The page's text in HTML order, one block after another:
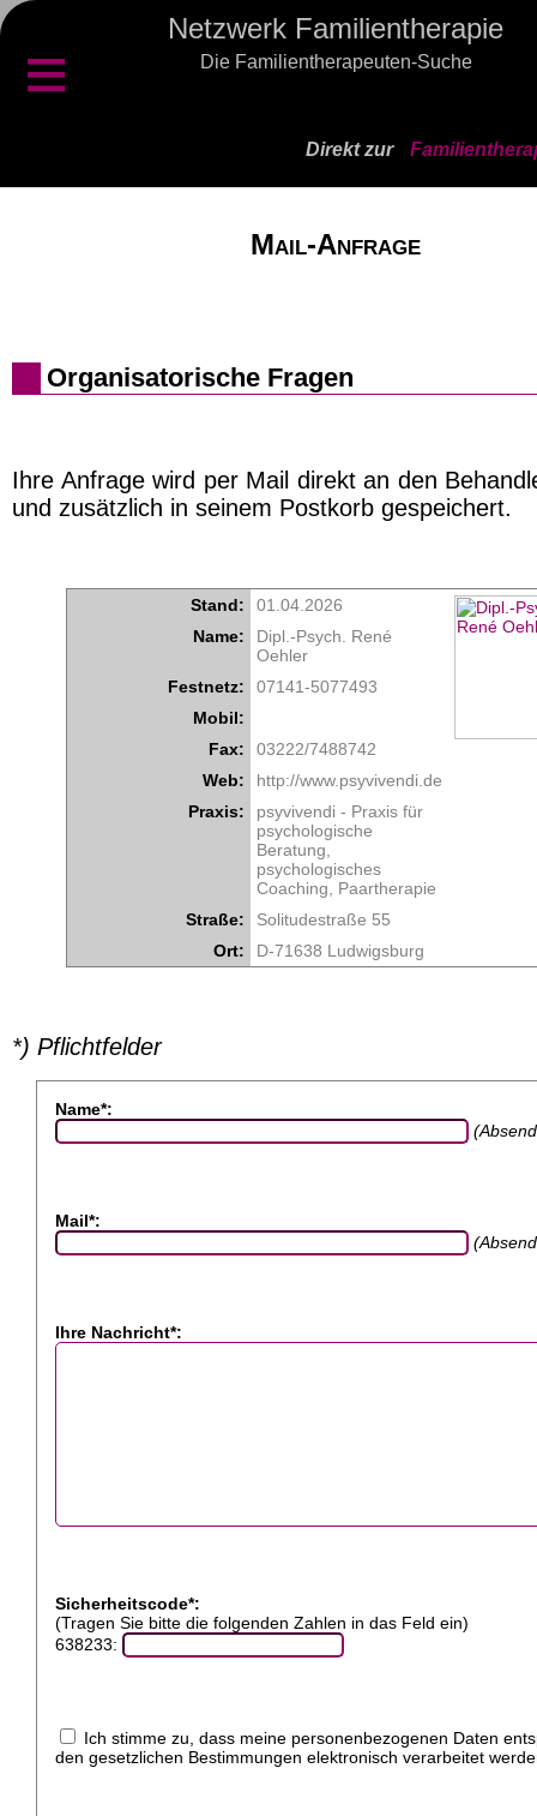
Netzwerk Familientherapie
Die Familientherapeuten-Suche
≡
Direkt zur
Mail-Anfrage
Organisatorische Fragen
Ihre Anfrage wird per Mail direkt an den
und zusätzlich in seinem Postkorb gespeichert.
Stand:
01.04.2026
Name:
Dipl.-Psych. René
Oehler
Festnetz:
07141-5077493
Mobil:
Fax:
03222/7488742
Web:
http://www.psyvivendi.de
Praxis:
psyvivendi - Praxis für
psychologische
Beratung,
psychologisches
Coaching, Paartherapie
Straße:
Solitudestraße 55
Ort:
D-71638 Ludwigsburg
*) Pflichtfelder
Name*:
Mail*:
Ihre Nachricht*:
Sicherheitscode*:
(Tragen Sie bitte die folgenden Zahlen in das Feld ein)
638233:
Ich stimme zu, dass meine personenbezogenen Daten
den gesetzlichen Bestimmungen elektronisch verarbeitet